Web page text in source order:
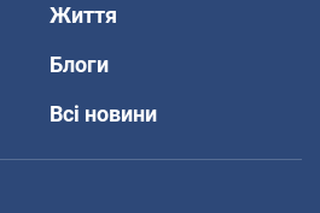
Життя
Блоги
Всі новини